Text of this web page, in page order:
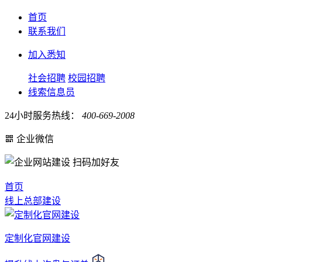
首页
联系我们
加入悉知
社会招聘 校园招聘
线索信息员
24小时服务热线： 400-669-2008
企业微信
扫码加好友
首页
线上总部建设
定制化官网建设